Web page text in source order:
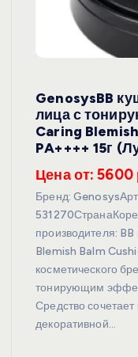
GenosysBB
лица с
Caring
PA++++ 15г
Цена от: 5600
Бренд:
производителя:
Blemish Balm
косметического
тонирующим
Средство
декоративной…